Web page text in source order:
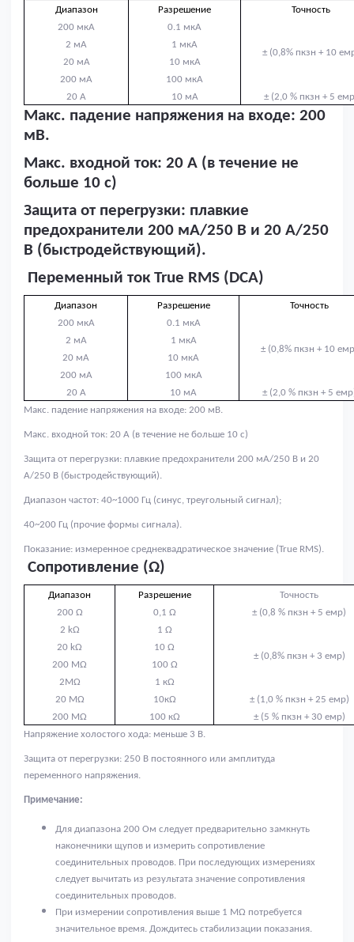
Диапазон Разрешение
Точность
200 мкА
0.1 мкА
± (0,8% пкзн + 10
2 мА
1 мкА
20 мА
10 мкА
200 мА
100 мкА
20 А
10 мА ± (2,0 % пкзн + 5
Макс. падение напряжения на входе: 200
мВ.
Макс. входной ток: 20 А (в течение не
больше 10 с)
Защита от перегрузки: плавкие
предохранители 200 мА/250 В и 20 А/250
В (быстродействующий).
Переменный токTrue RMS (DCA)
Диапазон Разрешение
Точность
200 мкА 0.1 мкА
± (0,8% пкзн + 10
2 мА
1 мкА
20 мА
10 мкА
200 мА
100 мкА
20 А 10 мА ± (2,0 % пкзн + 5
Макс. падение напряжения на входе: 200 мВ.
Макс. входной ток: 20 А (в течение не больше 10 с)
Защита от перегрузки: плавкие предохранители 200 мА/250 В и 20
А/250 В (быстродействующий).
Диапазон частот: 40~1000 Гц (синус, треугольный сигнал);
40~200 Гц (прочие формы сигнала).
Показание: измеренное среднеквадратическое значение (True RMS).
Сопротивление (Ω)
Диапазон Разрешение
Точность
200 Ω 0,1 Ω ± (0,8 % пкзн + 5 емр)
2 kΩ 1 Ω
±(0,8% пкзн + 3 емр)
20 kΩ 10 Ω
200 МΩ 100 Ω
2МΩ 1 кΩ
20 МΩ 10кΩ ±(1,0 % пкзн + 25 емр)
200 МΩ 100 кΩ ±(5 % пкзн + 30 емр)
Напряжение холостого хода: меньше 3 В.
Защита от перегрузки: 250 В постоянного или амплитуда
переменного напряжения.
Примечание:
Для диапазона 200 Ом следует предварительно замкнуть
наконечники щупов и измерить сопротивление
соединительных проводов. При последующих измерениях
следует вычитать из результата значение сопротивления
соединительных проводов.
При измерении сопротивления выше 1 МΩ потребуется
значительное время. Дождитесь стабилизации показания.